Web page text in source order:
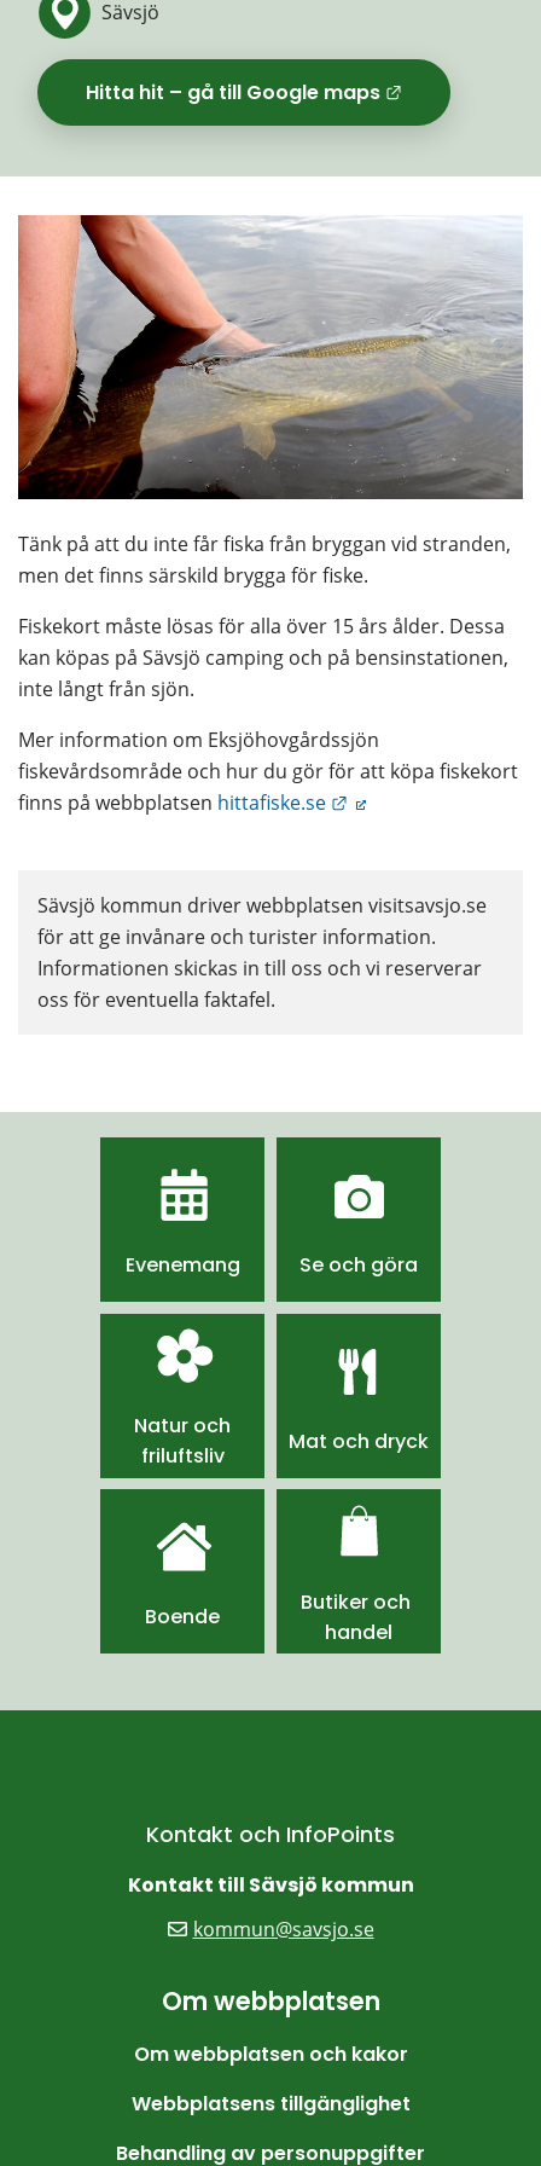
Sävsjö
Hitta hit – gå till Google maps
Tänk på att du inte får fiska från bryggan vid stranden,
men det finns särskild brygga för fiske.
Fiskekort måste lösas för alla över 15 års ålder. Dessa
kan köpas på Sävsjö camping och på bensinstationen,
inte långt från sjön.
Mer information om Eksjöhovgårdssjön
fiskevårdsområde och hur du gör för att köpa fiskekort
finns på webbplatsen hittafiske.se Länk till annan
Sävsjö kommun driver webbplatsen visitsavsjo.se
för att ge invånare och turister information.
Informationen skickas in till oss och vi reserverar
oss för eventuella faktafel.
Evenemang Se och göra
Natur och
friluftsliv
Mat och dryck
Boende
Butiker och
handel
Kontakt och InfoPoints
Kontakt till Sävsjö kommun
kommun@savsjo.se
Om webbplatsen
Om webbplatsen och kakor
Webbplatsens tillgänglighet
Behandling av personuppgifter